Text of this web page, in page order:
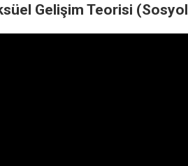
Gelişim Teorisi